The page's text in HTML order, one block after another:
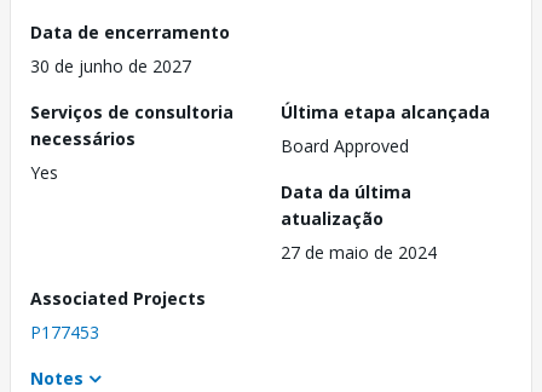
Data de encerramento
30 de junho de 2027
Serviços de consultoria
necessários
Yes
Última etapa alcançada
Board Approved
Data da última
atualização
27 de maio de 2024
Associated Projects
P177453
Notes